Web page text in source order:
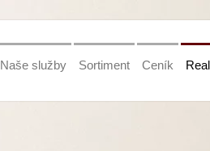
Naše služby Sortiment Ceník